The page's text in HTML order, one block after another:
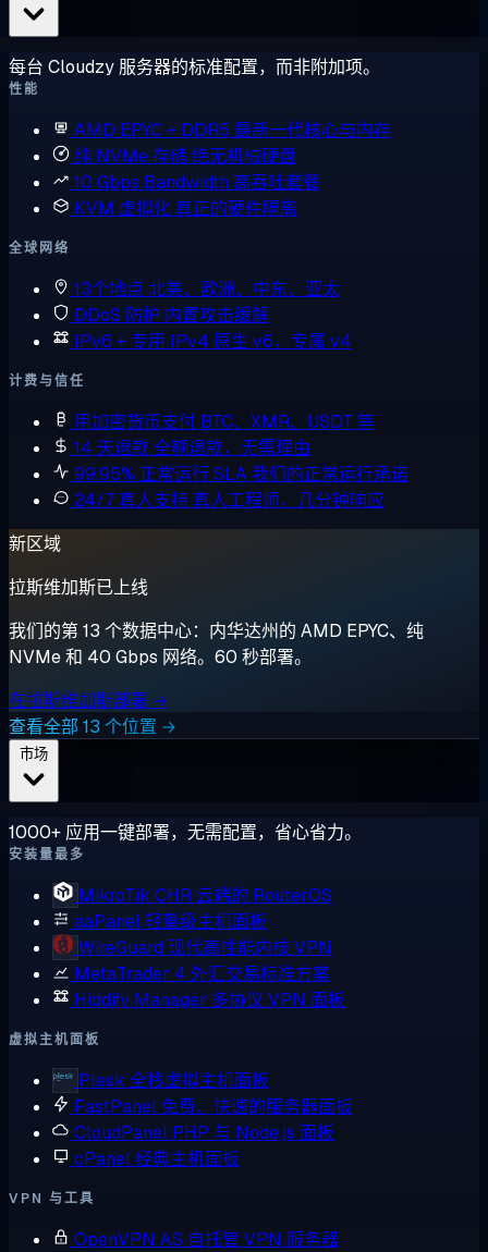
每台 Cloudzy 服务器的标准配置，而非附加项。
性能
AMD EPYC + DDR5 最新一代核心与内存
纯 NVMe 存储绝无机械硬盘
10 Gbps Bandwidth 高吞吐套餐
KVM 虚拟化 真正的硬件隔离
全球网络
13个地点 北美、欧洲、中东、亚太
DDoS 防护 内置攻击缓解
IPv6 + 专用 IPv4 原生 v6，专属 v4
计费与信任
用加密货币支付 BTC、XMR、USDT 等
14 天退款全额退款，无需理由
99.95% 正常运行 SLA我们的正常运行承诺
24/7 真人支持 真人工程师，几分钟响应
新区域
拉斯维加斯已上线
我们的第 13 个数据中心：内华达州的 AMD EPYC、纯
NVMe 和 40 Gbps 网络。60 秒部署。
在拉斯维加斯部署 →
查看全部 13 个位置 →
1000+ 应用一键部署，无需配置，省心省力。
安装量最多
MikroTik CHR 云端的 RouterOS
aaPanel轻量级主机面板
WireGuard 现代高性能内核 VPN
MetaTrader 4 外汇交易标准方案
Hiddify Manager 多协议 VPN 面板
虚拟主机面板
Plesk 全栈虚拟主机面板
FastPanel 免费、快速的服务器面板
CloudPanel PHP 与 Node.js 面板
cPanel经典主机面板
VPN 与工具
OpenVPN AS 自托管 VPN 服务器